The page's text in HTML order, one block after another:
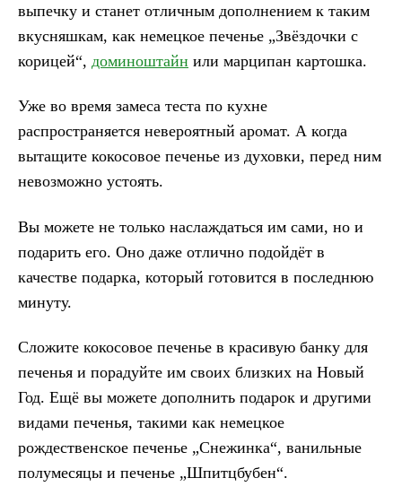
выпечку и станет отличным дополнением к таким
вкусняшкам, как немецкое печенье „Звёздочки с
корицей“, доминоштайн или марципан картошка.
Уже во время замеса теста по кухне
распространяется невероятный аромат. А когда
вытащите кокосовое печенье из духовки, перед ним
невозможно устоять.
Вы можете не только наслаждаться им сами, но и
подарить его. Оно даже отлично подойдёт в
качестве подарка, который готовится в последнюю
минуту.
Сложите кокосовое печенье в красивую банку для
печенья и порадуйте им своих близких на Новый
Год. Ещё вы можете дополнить подарок и другими
видами печенья, такими как немецкое
рождественское печенье „Снежинка“, ванильные
полумесяцы и печенье „Шпитцбубен“.